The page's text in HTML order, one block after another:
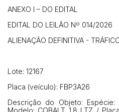
ANEXO I – DO EDITAL
EDITAL DO LEILÃO Nº 014/2026
ALIENAÇÃO DEFINITIVA -
Lote: 12167
Placa (veículo): FBP3A26
Descrição do Objeto: Espécie:
Modelo: COBALT 1.8 LTZ /